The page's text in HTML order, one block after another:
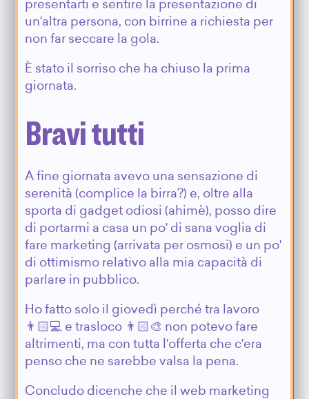
presentarti e sentire la presentazione di
un'altra persona, con birrine a richiesta per
non far seccare la gola.
È stato il sorriso che ha chiuso la prima
giornata.
Bravi tutti
A fine giornata avevo una sensazione di
serenità (complice la birra?) e, oltre alla
sporta di gadget odiosi (ahimè), posso dire
di portarmi a casa un po' di sana voglia di
fare marketing (arrivata per osmosi) e un po'
di ottimismo relativo alla mia capacità di
parlare in pubblico.
Ho fatto solo il giovedì perché tra lavoro
👨🏻💻 e trasloco 👨🏻🎨 non potevo fare
altrimenti, ma con tutta l'offerta che c'era
penso che ne sarebbe valsa la pena.
Concludo dicenche che il web marketing